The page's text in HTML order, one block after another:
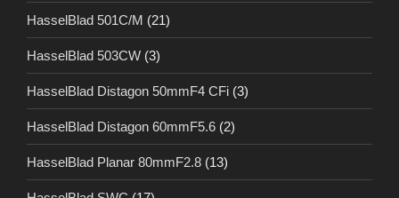
HasselBlad 501C/M (21)
HasselBlad 503CW (3)
HasselBlad Distagon 50mmF4 CFi (3)
HasselBlad Distagon 60mmF5.6 (2)
HasselBlad Planar 80mmF2.8 (13)